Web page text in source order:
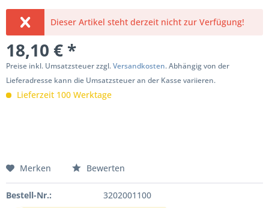
Dieser Artikel steht derzeit nicht zur Verfügung!
18,10 € *
Preise inkl. Umsatzsteuer zzgl.Versandkosten. Abhängig von der
Lieferadresse kann die Umsatzsteuer an der Kasse variieren.
Lieferzeit 100 Werktage
Merken Bewerten
Bestell-Nr.: 3202001100